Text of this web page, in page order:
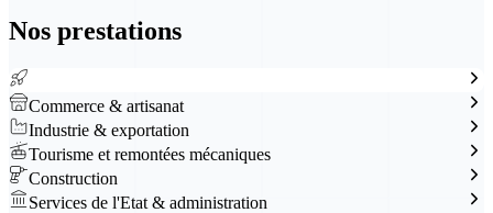
Nos prestations
Commerce & artisanat
Industrie & exportation
Tourisme et remontées mécaniques
Construction
Services de l'Etat & administration